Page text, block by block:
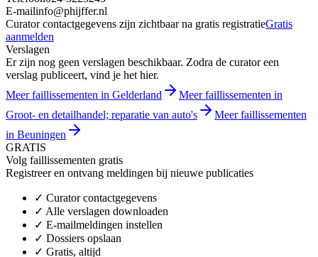
E-mailinfo@phijffer.nl
Curator contactgegevens zijn zichtbaar na gratis registratieGratis
aanmelden
Verslagen
Er zijn nog geen verslagen beschikbaar. Zodra de curator een
verslag publiceert, vind je het hier.
Meer faillissementen in Gelderland
Meer faillissementen in
Groot- en detailhandel; reparatie van auto's
Meer faillissementen
in Beuningen
GRATIS
Volg faillissementen gratis
Registreer en ontvang meldingen bij nieuwe publicaties
✓ Curator contactgegevens
✓ Alle verslagen downloaden
✓ E-mailmeldingen instellen
✓ Dossiers opslaan
✓ Gratis, altijd